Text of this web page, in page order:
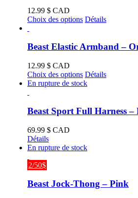
options
peuvent
choisies
sur
du
produit
12.99 $ CAD
Choix des options Ce
plusieurs
options
peuvent
être
sur
la
Détails
Beast Elastic Armband –
12.99 $ CAD
Choix des options Ce
produit
variations.
Les
être
choisies
du
Détails
En rupture de stock
Beast Sport Full Harness –
69.99 $ CAD
Détails
En rupture de stock
2/50$
Beast Jock-Thong – Pink